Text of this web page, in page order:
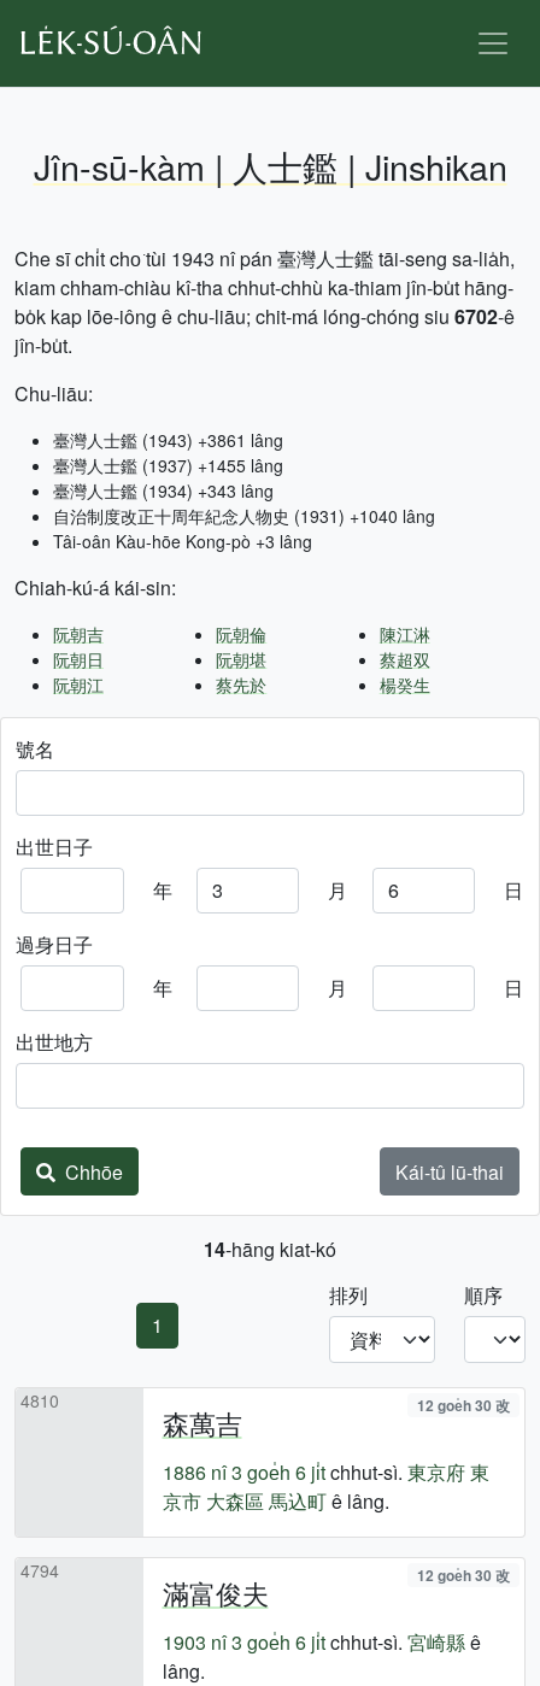
Jîn-sū-kàm | 人士鑑 | Jinshikan
Che sī chi̍t cho͘ tùi 1943 nî pán 臺灣人士鑑 tāi-seng sa-lia̍h,
kiam chham-chiàu kî-tha chhut-chhù ka-thiam jîn-bu̍t hāng-
bo̍k kap lōe-iông ê chu-liāu; chit-má lóng-chóng siu 6702-ê
jîn-bu̍t.
Chu-liāu:
臺灣人士鑑 (1943) +3861 lâng
臺灣人士鑑 (1937) +1455 lâng
臺灣人士鑑 (1934) +343 lâng
自治制度改正十周年紀念人物史 (1931) +1040 lâng
Tâi-oân Kàu-hōe Kong-pò +3 lâng
Chiah-kú-á kái-sin:
阮朝吉
阮朝日
阮朝江
阮朝倫
阮朝堪
蔡先於
陳江淋
蔡超双
楊癸生
號名
出世日子
年
月
日
過身日子
年
月
日
出世地方
Chhōe Kái-tû lū-thai
14-hāng kiat-kó
1
排列 順序
4810
森萬吉 12 goe̍h 30 改
1886 nî3 goe̍h 6 ji̍tchhut-sì. 東京府東
京市 大森區 馬込町ê lâng.
4794
滿富俊夫 12 goe̍h 30 改
1903 nî3 goe̍h 6 ji̍tchhut-sì. 宮崎縣ê
lâng.